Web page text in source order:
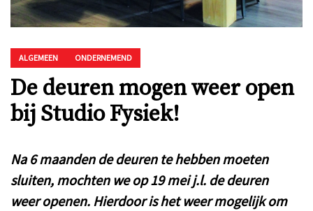
ALGEMEEN ONDERNEMEND
De deuren mogen weer open
bij Studio Fysiek!
Na 6 maanden de deuren te hebben moeten
sluiten, mochten we op 19 mei j.l. de deuren
weer openen. Hierdoor is het weer mogelijk om